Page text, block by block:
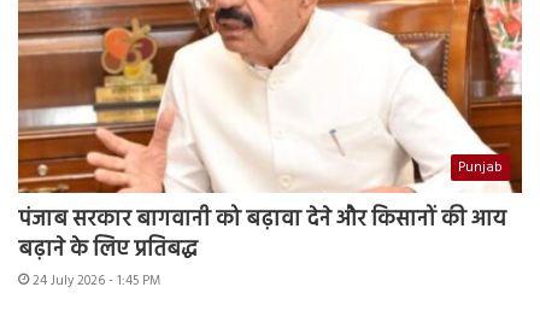
Punjab
पंजाब सरकार बागवानी को बढ़ावा देने और किसानों की आय
बढ़ाने के लिए प्रतिबद्ध
24 July 2026 - 1:45 PM